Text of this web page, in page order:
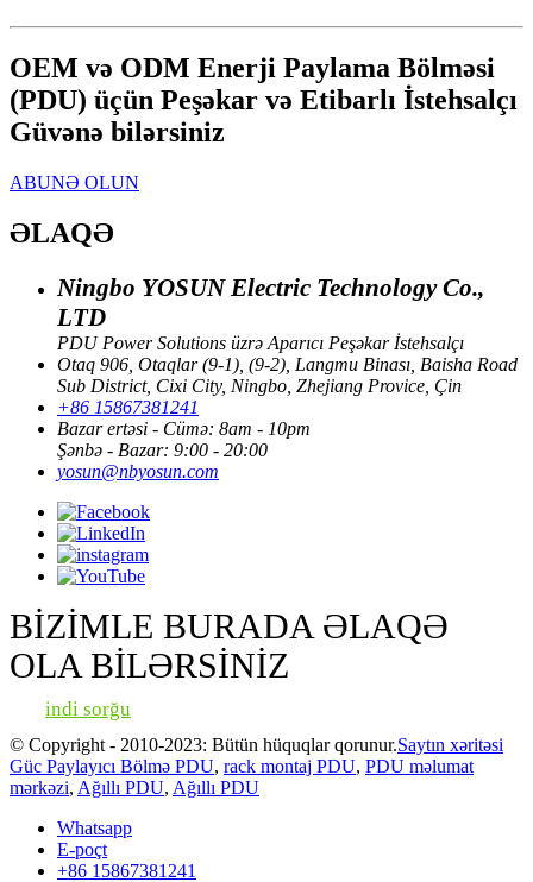
OEM və ODM Enerji Paylama Bölməsi
(PDU) üçün Peşəkar və Etibarlı İstehsalçı
Güvənə bilərsiniz
ABUNƏ OLUN
ƏLAQƏ
Ningbo YOSUN Electric Technology Co.,
LTD
PDU Power Solutions üzrə Aparıcı Peşəkar İstehsalçı
Otaq 906, Otaqlar (9-1), (9-2), Langmu Binası, Baisha Road
Sub District, Cixi City, Ningbo, Zhejiang Provice, Çin
+86 15867381241
Bazar ertəsi - Cümə: 8am - 10pm
Şənbə - Bazar: 9:00 - 20:00
yosun@nbyosun.com
BİZİMLE BURADA ƏLAQƏ
OLA BİLƏRSİNİZ
indi sorğu
© Copyright - 2010-2023: Bütün hüquqlar qorunur.Saytın xəritəsi
Güc Paylayıcı Bölmə PDU, rack montaj PDU, PDU məlumat
mərkəzi, Ağıllı PDU, Ağıllı PDU
Whatsapp
E-poçt
+86 15867381241